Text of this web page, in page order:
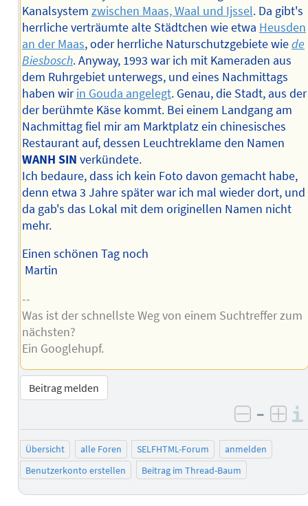
Kanalsystem zwischen Maas, Waal und Ijssel. Da gibt's
herrliche verträumte alte Städtchen wie etwa Heusden
an der Maas, oder herrliche Naturschutzgebiete wiede
Biesbosch. Anyway, 1993 war ich mit Kameraden aus
dem Ruhrgebiet unterwegs, und eines Nachmittags
haben wirin Gouda angelegt. Genau, die Stadt, aus der
der berühmte Käse kommt. Bei einem Landgang am
Nachmittag fiel mir am Marktplatz ein chinesisches
Restaurant auf, dessen Leuchtreklame den Namen
WANH SIN verkündete.
Ich bedaure, dass ich kein Foto davon gemacht habe,
denn etwa 3 Jahre später war ich mal wieder dort, und
da gab's das Lokal mit dem originellen Namen nicht
mehr.
Einen schönen Tag noch
Martin
--
Was ist der schnellste Weg von einem Suchtreffer zum
nächsten?
Ein Googlehupf.
Beitrag melden
negativ
–
Übersicht alle Foren SELFHTML-Forum
anmelden
Benutzerkonto erstellen
Beitrag im Thread-Baum